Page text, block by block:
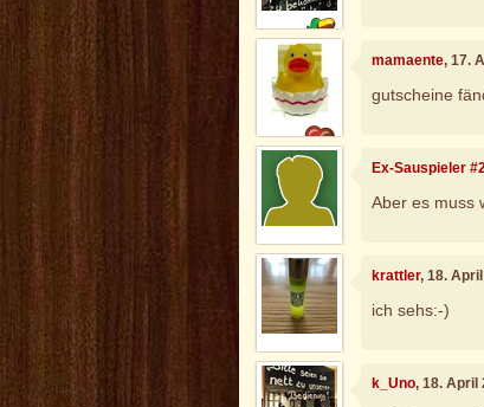
mamaente, 17.
gutscheine
Ex-Sauspieler
Aber es muss
krattler, 18.
ich sehs:-)
k_Uno, 18. April